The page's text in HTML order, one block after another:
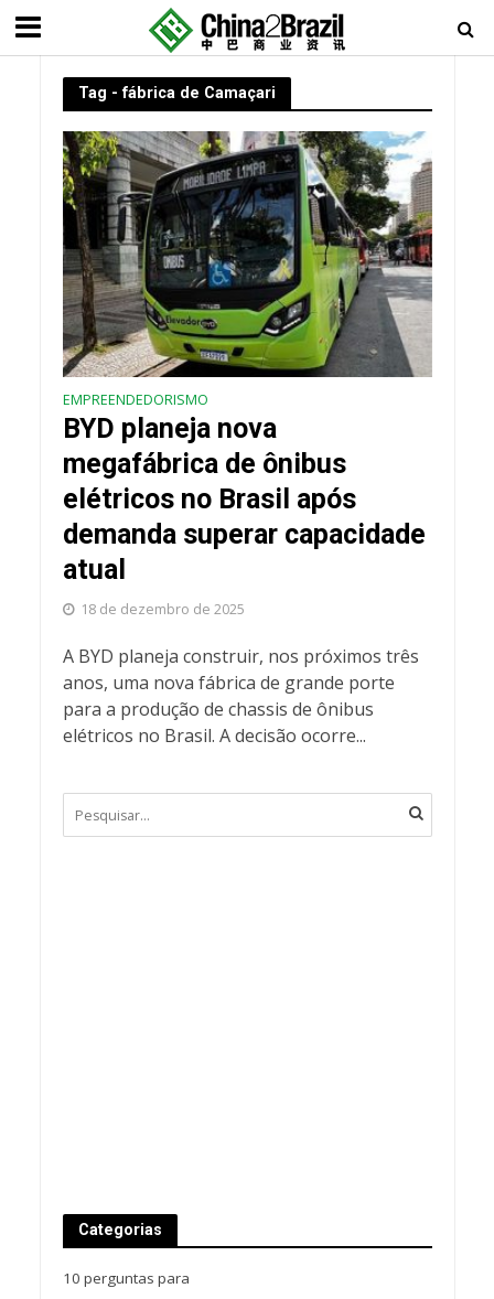
Tag - fábrica de Camaçari
EMPREENDEDORISMO
BYD planeja nova
megafábrica de ônibus
elétricos no Brasil após
demanda superar capacidade
atual
18 de dezembro de 2025
A BYD planeja construir, nos próximos três
anos, uma nova fábrica de grande porte
para a produção de chassis de ônibus
elétricos no Brasil. A decisão ocorre...
Categorias
10 perguntas para